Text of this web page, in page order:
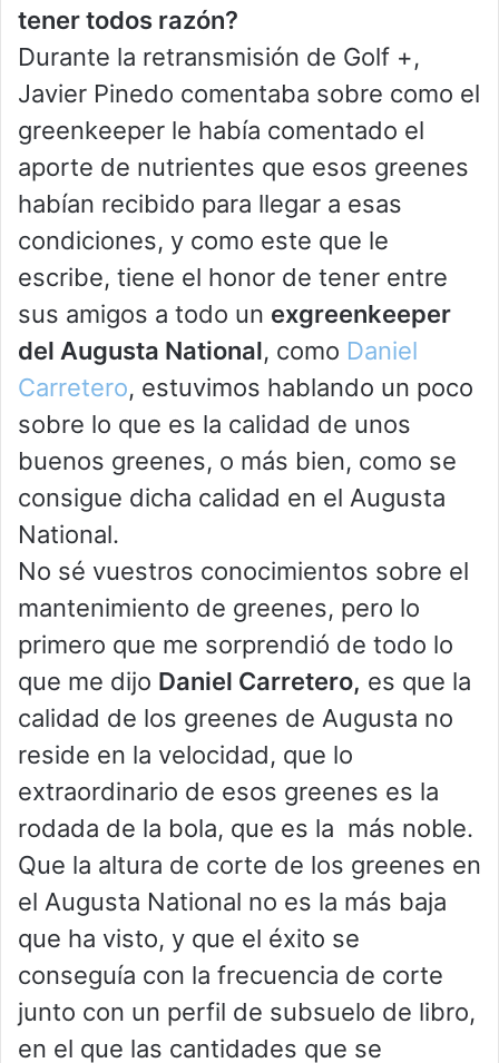
tener todos razón?
Durante la retransmisión de Golf +,
Javier Pinedo comentaba sobre como el
greenkeeper le había comentado el
aporte de nutrientes que esos greenes
habían recibido para llegar a esas
condiciones, y como este que le
escribe, tiene el honor de tener entre
sus amigos a todo un exgreenkeeper
del Augusta National, como Daniel
Carretero, estuvimos hablando un poco
sobre lo que es la calidad de unos
buenos greenes, o más bien, como se
consigue dicha calidad en el Augusta
National.
No sé vuestros conocimientos sobre el
mantenimiento de greenes, pero lo
primero que me sorprendió de todo lo
que me dijo Daniel Carretero, es que la
calidad de los greenes de Augusta no
reside en la velocidad, que lo
extraordinario de esos greenes es la
rodada de la bola, que es la más noble.
Que la altura de corte de los greenes en
el Augusta National no es la más baja
que ha visto, y que el éxito se
conseguía con la frecuencia de corte
junto con un perfil de subsuelo de libro,
en el que las cantidades que se